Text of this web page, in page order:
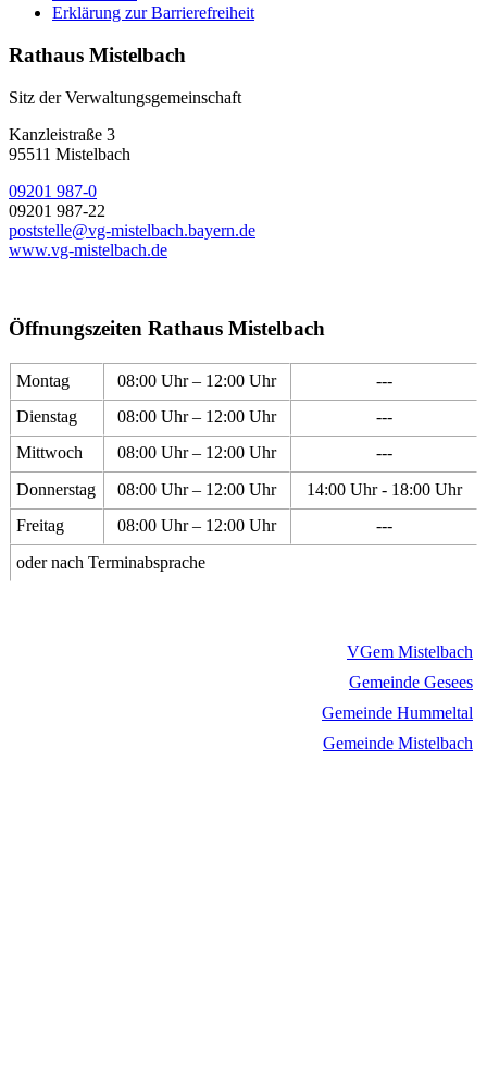
Erklärung zur Barrierefreiheit
Rathaus Mistelbach
Sitz der Verwaltungsgemeinschaft
Kanzleistraße 3
95511 Mistelbach
09201 987-0
09201 987-22
poststelle@vg-mistelbach.bayern.de
www.vg-mistelbach.de
Öffnungszeiten Rathaus Mistelbach
Montag 08:00 Uhr – 12:00 Uhr
---
Dienstag
08:00 Uhr – 12:00 Uhr
---
Mittwoch
08:00 Uhr – 12:00 Uhr
---
Donnerstag
08:00 Uhr – 12:00 Uhr
14:00 Uhr - 18:00 Uhr
Freitag
08:00 Uhr – 12:00 Uhr
---
oder nach Terminabsprache
VGem Mistelbach
Gemeinde Gesees
Gemeinde Hummeltal
Gemeinde Mistelbach